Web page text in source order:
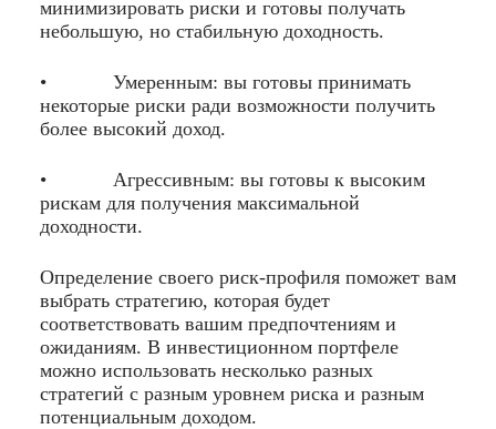
минимизировать риски и готовы получать
небольшую, но стабильную доходность.
• Умеренным: вы готовы принимать
некоторые риски ради возможности получить
более высокий доход.
• Агрессивным: вы готовы к высоким
рискам для получения максимальной
доходности.
Определение своего риск-профиля поможет вам
выбрать стратегию, которая будет
соответствовать вашим предпочтениям и
ожиданиям. В инвестиционном портфеле
можно использовать несколько разных
стратегий с разным уровнем риска и разным
потенциальным доходом.